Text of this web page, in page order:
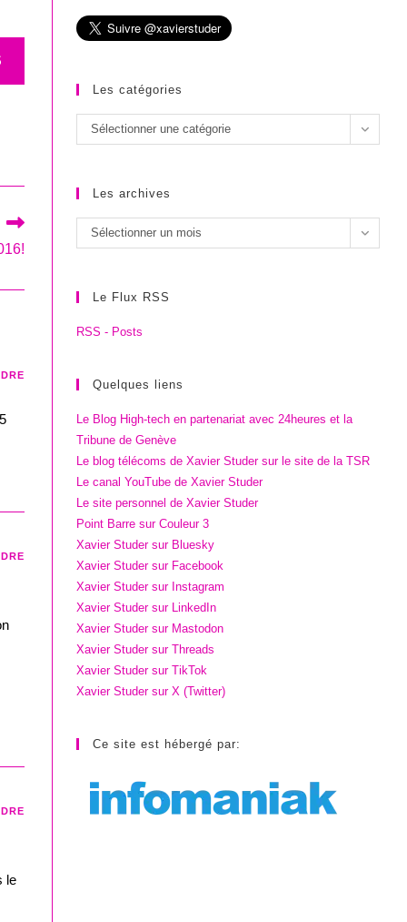
le
Les catégories
Les
catégories
Sélectionner une catégorie
Les archives
Les
archives
Sélectionner un mois
Le Flux RSS
RSS - Posts
Quelques liens
Le Blog High-tech en partenariat avec 24heures et la
Tribune de Genève
Le blog télécoms de Xavier Studer sur le site de la TSR
Le canal YouTube de Xavier Studer
Le site personnel de Xavier Studer
Point Barre sur Couleur 3
Xavier Studer sur Bluesky
Xavier Studer sur Facebook
Xavier Studer sur Instagram
Xavier Studer sur LinkedIn
Xavier Studer sur Mastodon
Xavier Studer sur Threads
Xavier Studer sur TikTok
Xavier Studer sur X (Twitter)
Ce site est hébergé par: